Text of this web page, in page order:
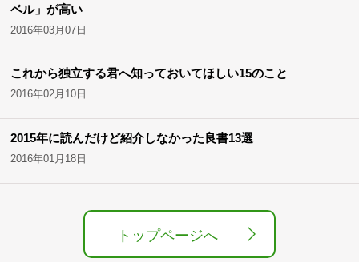
ベル」が高い
2016年03月07日
これから独立する君へ知っておいてほしい15のこと
2016年02月10日
2015年に読んだけど紹介しなかった良書13選
2016年01月18日
トップページへ